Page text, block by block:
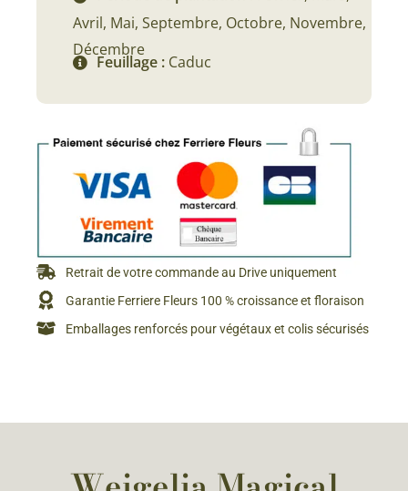
Avril, Mai, Septembre, Octobre, Novembre,
Décembre
Feuillage : Caduc
Retrait de votre commande au Drive uniquement
Garantie Ferriere Fleurs 100 % croissance et floraison
Emballages renforcés pour végétaux et colis sécurisés